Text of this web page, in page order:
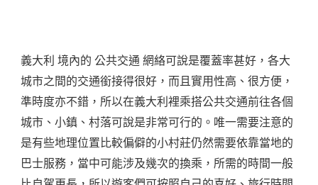
攻
略
How
To
Use
Public
義大利 境內的 公共交通 網絡可說是覆蓋率甚好，各大
城市之間的交通銜接得很好，而且實用性高、很方便，
準時度亦不錯，所以在義大利裡乘搭公共交通前往各個
城市、小鎮、村落可說是非常可行的。唯一需要注意的
是有些地理位置比較偏僻的小村莊仍然需要依靠當地的
巴士服務，當中可能涉及幾次的換乘，所需的時間一般